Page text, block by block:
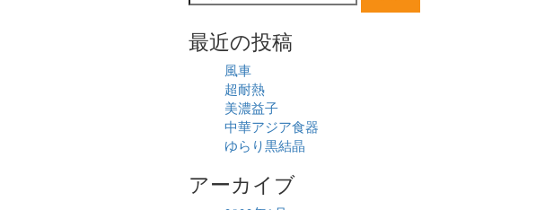
最近の投稿
風車
超耐熱
美濃益子
中華アジア食器
ゆらり黒結晶
アーカイブ